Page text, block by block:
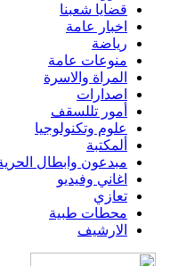
قضايا شعبنا
اخبار عامة
رياضة
منوعات عامة
المراة والاسرة
اصدارات
أمور تللسقف
علوم وتكنولوجيا
ألمكتبة
مبدعون وابطال
اغاني وفيديو
تعازي
محطات طبية
الارشيف